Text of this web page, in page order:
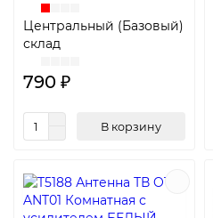
Центральный (Базовый)
склад
790 ₽
В корзину